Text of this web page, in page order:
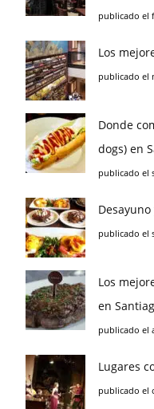
publicado el
Los
publicado el
Donde
dogs) en
publicado el
publicado el
Los
en
publicado el
Lugares
publicado el